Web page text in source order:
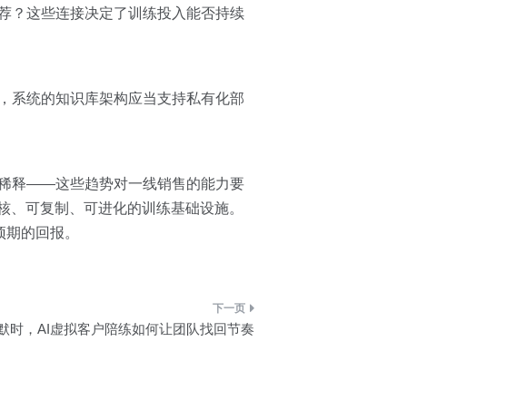
？这些连接决定了训练投入能否持续
系统的知识库架构应当支持私有化部
释——这些趋势对一线销售的能力要
可复制、可进化的训练基础设施。
的回报。
时，AI虚拟客户陪练如何让团队找回节奏